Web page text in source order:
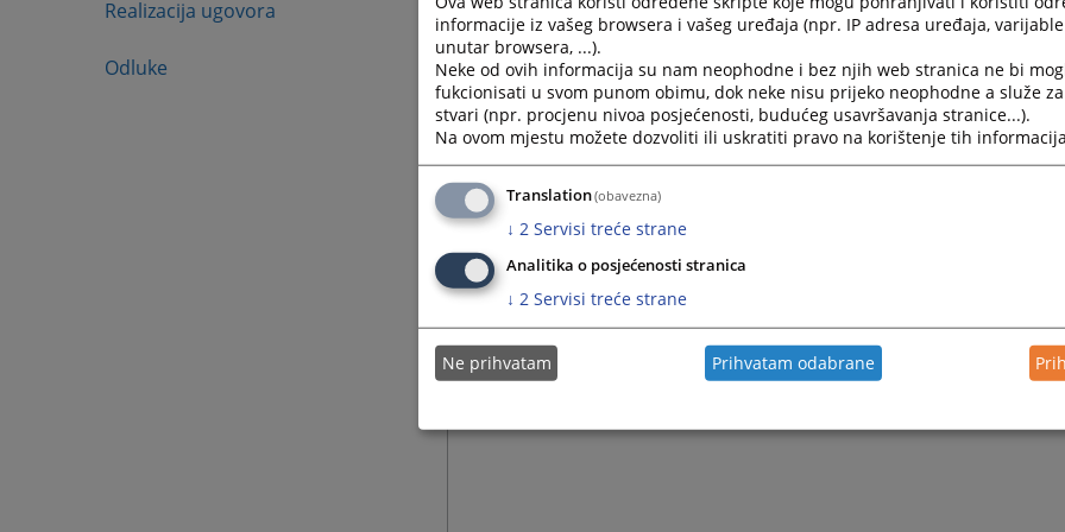
Realizacija ugovora
Odluke
16.06.2026.
Obavještenje o nabavci usluga servisiranja popravke i
u Federaciji Bosne i Hercegovine
16.06.2026.
Obavještenje o nabavci roba, računarske opreme za
Hercegovine
26.05.2026.
Obavještenje o nabavci roba, kancelarijskog materijala,
Obavještenje o nabavci usluga, utvrđivanja posebne
kontrolnog zdravstvenog pregleda službenika Sudske
informacije iz vašeg browsera i vašeg uređaja (npr. IP adresa uređaja,
unutar browsera, ...).
Neke od ovih informacija su nam neophodne i bez njih web stranica ne bi
fukcionisati u svom punom obimu, dok neke nisu prijeko neophodne a služe
stvari (npr. procjenu nivoa posjećenosti, budućeg usavršavanja stranice...).
Na ovom mjestu možete dozvoliti ili uskratiti pravo na korištenje tih
Translation(obavezna)
↓ 2 Servisi treće strane
Analitika o posjećenosti stranica
↓ 2 Servisi treće strane
Ne prihvatam Prihvatam odabrane